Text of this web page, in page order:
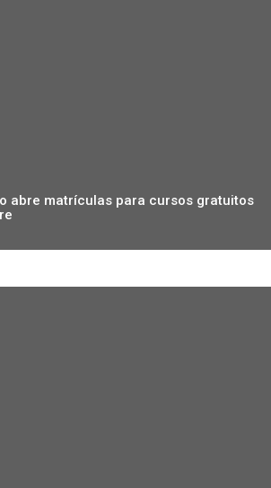
abre matrículas para cursos gratuitos